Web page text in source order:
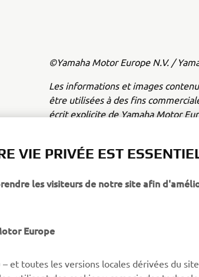
©Yamaha Motor Europe N.V. /
Les informations et images
être utilisées à des fins
écrit explicite de Yamaha Motor
VIE PRIVÉE EST ESSENTIEL
les visiteurs de notre site afin
Europe
et toutes les versions locales dérivées du